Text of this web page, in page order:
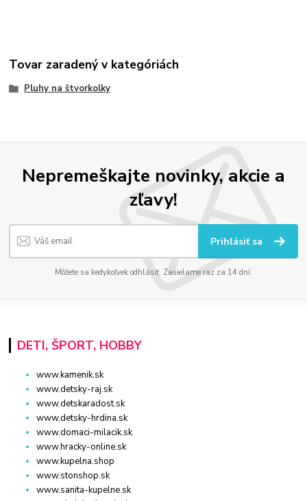
Tovar zaradený v kategóriách
Pluhy na štvorkolky
Nepremeškajte novinky, akcie a
zľavy!
Prihlásiť sa
Môžete sa kedykoľvek odhlásiť. Zasielame raz za 14 dní.
DETI, ŠPORT, HOBBY
www.kamenik.sk
www.detsky-raj.sk
www.detskaradost.sk
www.detsky-hrdina.sk
www.domaci-milacik.sk
www.hracky-online.sk
www.kupelna.shop
www.stonshop.sk
www.sanita-kupelne.sk